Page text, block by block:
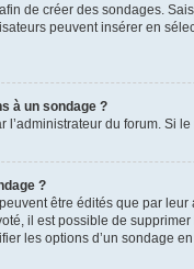
de créer des sondages.
peuvent insérer en
à un sondage ?
l’administrateur du forum.
?
être édités que par
il est possible de
les options d’un sondage